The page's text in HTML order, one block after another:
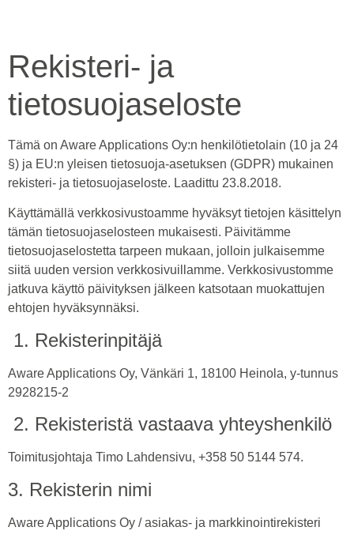
Rekisteri- ja
tietosuojaseloste
Tämä on Aware Applications Oy:n henkilötietolain (10 ja 24
§) ja EU:n yleisen tietosuoja-asetuksen (GDPR) mukainen
rekisteri- ja tietosuojaseloste. Laadittu 23.8.2018.
Käyttämällä verkkosivustoamme hyväksyt tietojen käsittelyn
tämän tietosuojaselosteen mukaisesti. Päivitämme
tietosuojaselostetta tarpeen mukaan, jolloin julkaisemme
siitä uuden version verkkosivuillamme. Verkkosivustomme
jatkuva käyttö päivityksen jälkeen katsotaan muokattujen
ehtojen hyväksynnäksi.
1. Rekisterinpitäjä
Aware Applications Oy, Vänkäri 1, 18100 Heinola, y-tunnus
2928215-2
2. Rekisteristä vastaava yhteyshenkilö
Toimitusjohtaja Timo Lahdensivu, +358 50 5144 574.
3. Rekisterin nimi
Aware Applications Oy / asiakas- ja markkinointirekisteri